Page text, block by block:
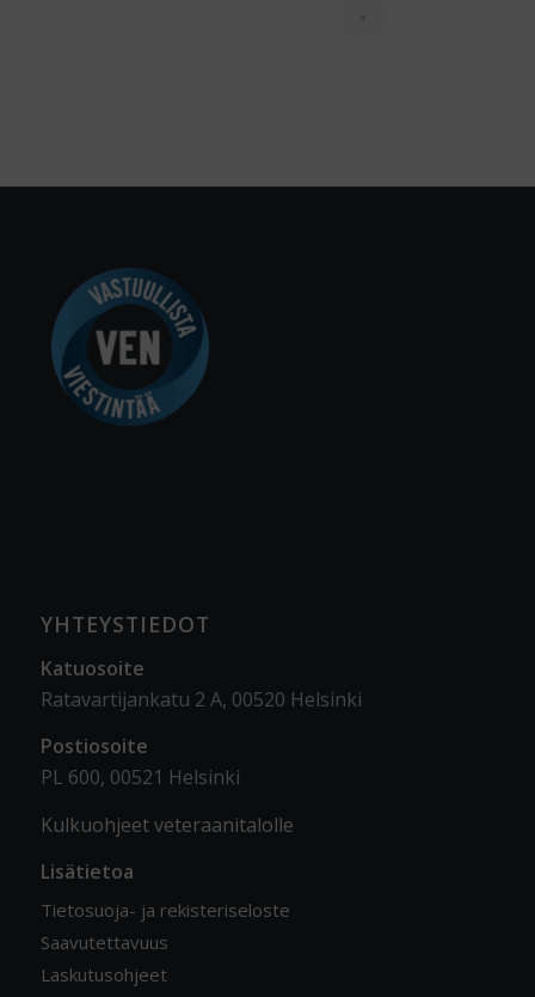
»
YHTEYSTIEDOT
Katuosoite
Ratavartijankatu 2 A, 00520 Helsinki
Postiosoite
PL 600, 00521 Helsinki
Kulkuohjeet veteraanitalolle
Lisätietoa
Tietosuoja- ja rekisteriseloste
Saavutettavuus
Laskutusohjeet